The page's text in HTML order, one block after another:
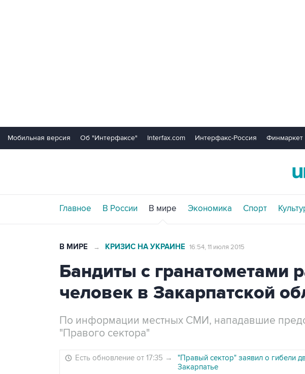
Мобильная версия Об "Интерфаксе" Interfax.com Интерфакс-Россия Финмаркет
Главное В России В мире Экономика Спорт
В МИРЕ → КРИЗИС НА УКРАИНЕ 16:54, 11 июля 2015
Бандиты с гранатометами
человек в Закарпатской
По информации местных СМИ, нападавшие
"Правого сектора"
Есть обновление от 17:35 →
"Правый сектор" заявил о гибели
Закарпатье